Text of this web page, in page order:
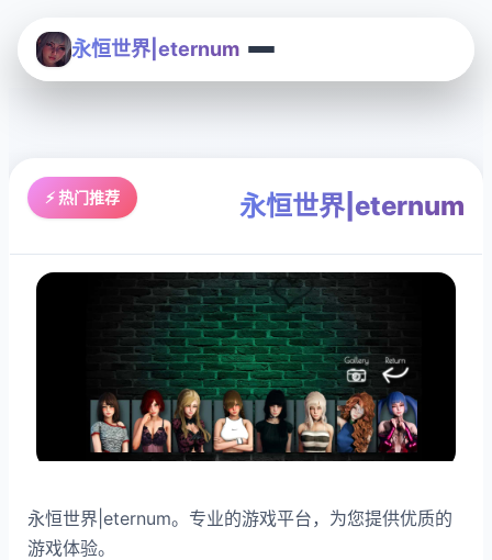
永恒世界|eternum
⚡ 热门推荐 永恒世界|eternum
永恒世界|eternum。专业的游戏平台，为您提供优质的
游戏体验。